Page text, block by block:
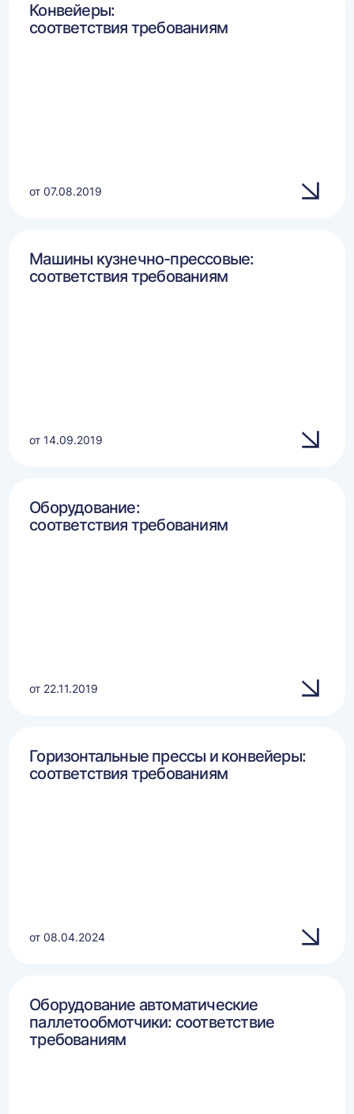
Конвейеры:
соответствия требованиям
от 07.08.2019
Машины кузнечно-прессовые:
соответствия требованиям
от 14.09.2019
Оборудование:
соответствия требованиям
от 22.11.2019
Горизонтальные прессы и конвейеры:
соответствия требованиям
от 08.04.2024
Оборудование автоматические
паллетообмотчики: соответствие
требованиям